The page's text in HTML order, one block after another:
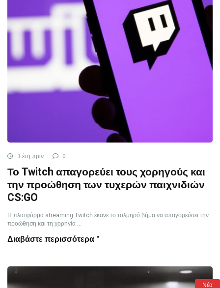
3 έτη πριν 0
Το Twitch απαγορεύει τους χορηγούς και
την προώθηση των τυχερών παιχνιδιών
CS:GO
Η πλατφόρμα streaming Twitch έκανε το τολμηρό βήμα να απαγορεύσει την
προώθηση και τη χορηγία ...
Διαβάστε περισσότερα "
Νέα